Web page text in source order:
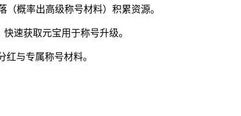
（概率出高级称号材料）积累资源。
速获取元宝用于称号升级。
与专属称号材料。